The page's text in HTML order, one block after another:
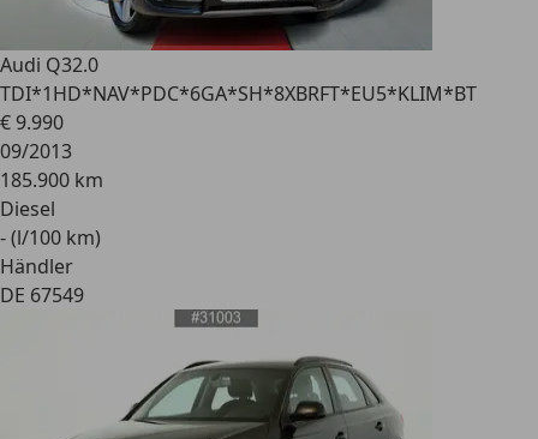
Audi Q32.0
TDI*1HD*NAV*PDC*6GA*SH*8XBRFT*EU5*KLIM*BT
€ 9.990
09/2013
185.900 km
Diesel
- (l/100 km)
Händler
DE 67549